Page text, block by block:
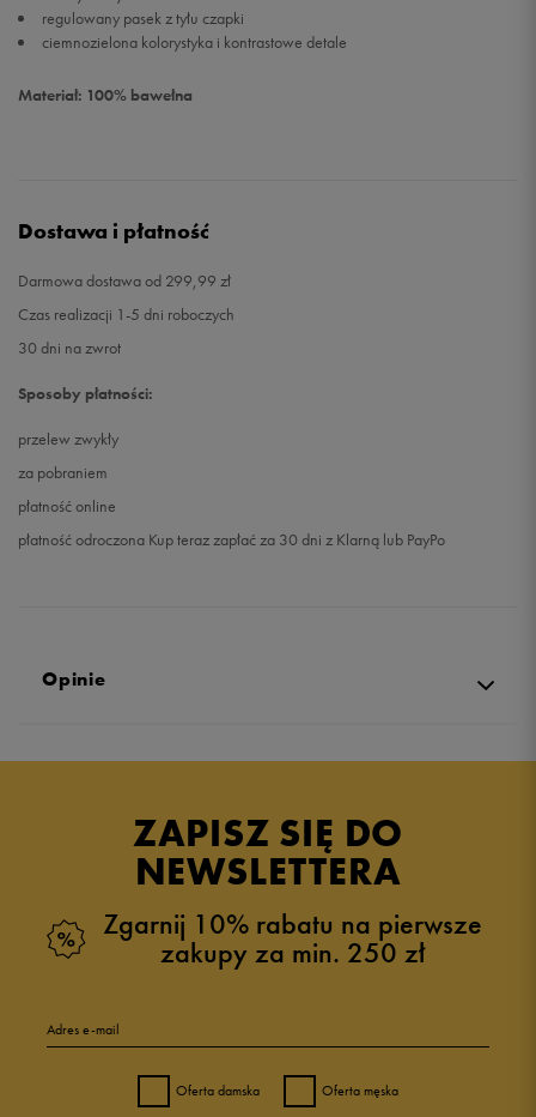
regulowany pasek z tyłu czapki
ciemnozielona kolorystyka i kontrastowe detale
Materiał: 100% bawełna
Dostawa i płatność
Darmowa dostawa od 299,99 zł
Czas realizacji 1-5 dni roboczych
30 dni na zwrot
Sposoby płatności:
przelew zwykły
za pobraniem
płatność online
płatność odroczona Kup teraz zapłać za 30 dni z Klarną lub PayPo
Opinie
5.0
zebranych i zweryfikowanych przez
4 0%
ZAPISZ SIĘ DO
NEWSLETTERA
Zgarnij 10% rabatu na pierwsze
zakupy za min. 250 zł
Adres e-mail
Oferta damska Oferta męska